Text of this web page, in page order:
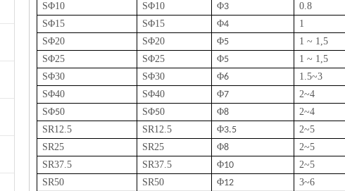
SΦ10 SΦ10 Φ3 0.8
SΦ15 SΦ15 Φ4 1
SΦ20 SΦ20 Φ5 1 ~ 1,5
SΦ25 SΦ25 Φ5 1 ~ 1,5
SΦ30 SΦ30 Φ6 1.5~3
SΦ40 SΦ40 Φ7 2~4
SΦ50 SΦ50 Φ8 2~4
SR12.5
SR12.5 Φ3.5 2~5
SR25
SR25 Φ8 2~5
SR37.5 SR37.5 Φ10 2~5
SR50 SR50 Φ12 3~6